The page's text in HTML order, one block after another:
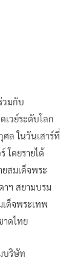
วมกับ
เวย์ระดับโลก
ศล ในวันเสาร์ที่
โดยรายได้
สมเด็จพระ
าฯ สยามบรม
ด็จพระเทพ
าดไทย
บริษัท